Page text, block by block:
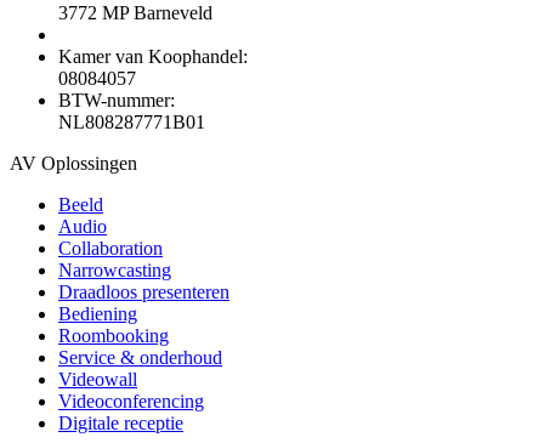
3772 MP Barneveld
Kamer van Koophandel:
08084057
BTW-nummer:
NL808287771B01
AV Oplossingen
Beeld
Audio
Collaboration
Narrowcasting
Draadloos presenteren
Bediening
Roombooking
Service & onderhoud
Videowall
Videoconferencing
Digitale receptie